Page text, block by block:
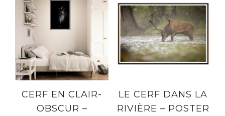
CERF EN CLAIR-
OBSCUR –
LE CERF DANS LA
RIVIÈRE – POSTER